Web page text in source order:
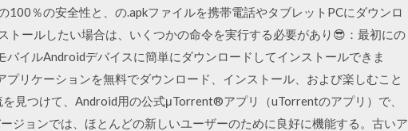
％の安全性と、の.apkファイルを携帯電話やタブレットPCにダウンロ
ールしたい場合は、いくつかの命令を実行する必要があり😎：最初にの
イルAndroidデバイスに簡単にダウンロードしてインストールできま
リケーションを無料でダウンロード、インストール、および楽しむこと
見つけて、Android用の公式μTorrent®アプリ（uTorrentのアプリ）で、
ジョンでは、ほとんどの新しいユーザーのために良好に機能する。古いア